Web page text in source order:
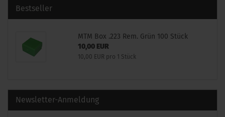
Bestseller
MTM Box .223 Rem. Grün 100 Stück
10,00 EUR
10,00 EUR pro 1 Stück
Newsletter-Anmeldung